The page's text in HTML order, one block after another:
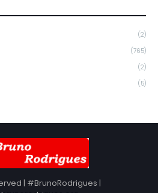
(2)
(765)
(2)
(5)
| #BrunoRodrigues |